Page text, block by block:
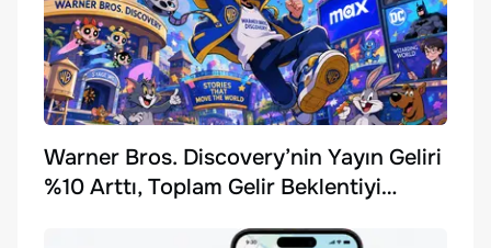
Warner Bros. Discovery’nin Yayın Geliri
%10 Arttı, Toplam Gelir Beklentiyi